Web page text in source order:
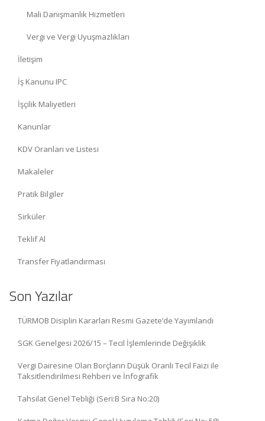
Mali Danışmanlık Hizmetleri
Vergi ve Vergi Uyuşmazlıkları
İletişim
İş Kanunu IPC
İşçilik Maliyetleri
Kanunlar
KDV Oranları ve Listesi
Makaleler
Pratik Bilgiler
Sirküler
Teklif Al
Transfer Fiyatlandırması
Son Yazılar
TÜRMOB Disiplin Kararları Resmi Gazete’de Yayımlandı
SGK Genelgesi 2026/15 – Tecil İşlemlerinde Değişiklik
Vergi Dairesine Olan Borçların Düşük Oranlı Tecil Faizi ile
Taksitlendirilmesi Rehberi ve İnfografik
Tahsilat Genel Tebliği (Seri:B Sıra No:20)